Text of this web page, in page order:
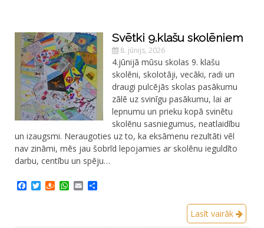
Svētki 9.klašu skolēniem
8. jūnijs, 2026
4.jūnijā mūsu skolas 9. klašu
skolēni, skolotāji, vecāki, radi un
draugi pulcējās skolas pasākumu
zālē uz svinīgu pasākumu, lai ar
lepnumu un prieku kopā svinētu
skolēnu sasniegumus, neatlaidību
un izaugsmi. Neraugoties uz to, ka eksāmenu rezultāti vēl
nav zināmi, mēs jau šobrīd lepojamies ar skolēnu ieguldīto
darbu, centību un spēju…
Facebook
TwitterDraugiem
WhatsApp
Email
Lasīt vairāk